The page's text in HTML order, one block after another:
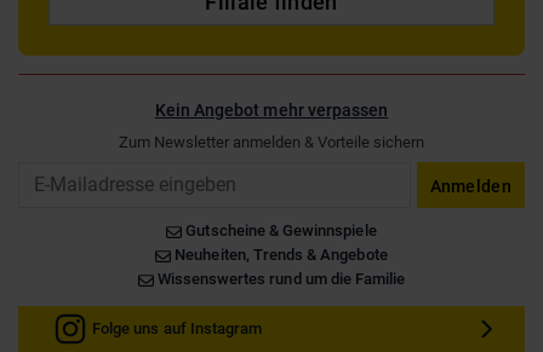
Kein Angebot mehr verpassen
Zum Newsletter anmelden & Vorteile sichern
Anmelden
Gutscheine & Gewinnspiele
Neuheiten, Trends & Angebote
Wissenswertes rund um die Familie
Folge uns auf Instagram